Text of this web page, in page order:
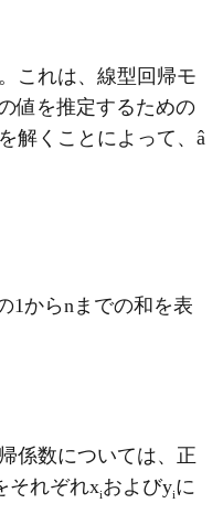
これは、線型回帰モ
値を推定するための
解くことによって、â
1からnまでの和を表
係数については、正
それぞれxiおよびyiに